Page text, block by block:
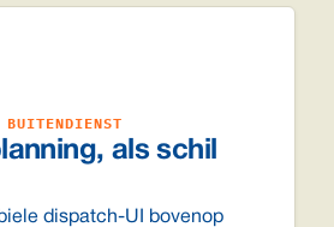
als schil
dispatch-UI bovenop